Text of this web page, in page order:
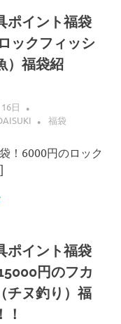
ポイント福袋
ックフィッシ
）福袋紹
日
福袋
！6000円のロック
ポイント福袋
円のフカ
チヌ釣り）福
！